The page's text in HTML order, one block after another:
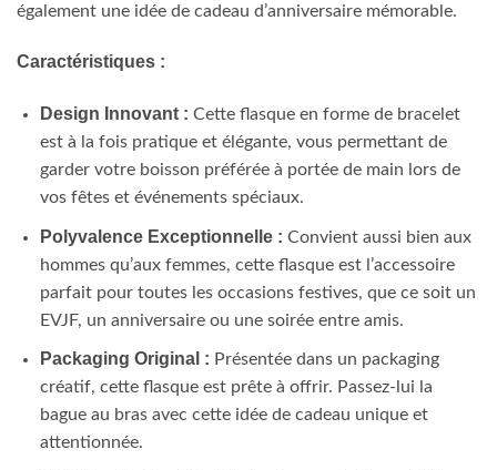
également une idée de cadeau d’anniversaire mémorable.
Caractéristiques :
Design Innovant : Cette flasque en forme de bracelet
est à la fois pratique et élégante, vous permettant de
garder votre boisson préférée à portée de main lors de
vos fêtes et événements spéciaux.
Polyvalence Exceptionnelle : Convient aussi bien aux
hommes qu’aux femmes, cette flasque est l’accessoire
parfait pour toutes les occasions festives, que ce soit un
EVJF, un anniversaire ou une soirée entre amis.
Packaging Original : Présentée dans un packaging
créatif, cette flasque est prête à offrir. Passez-lui la
bague au bras avec cette idée de cadeau unique et
attentionnée.